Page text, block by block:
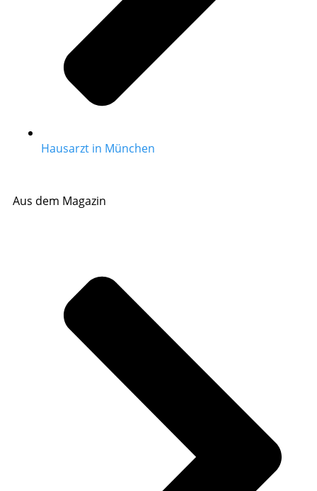
Hausarzt in München
Aus dem Magazin